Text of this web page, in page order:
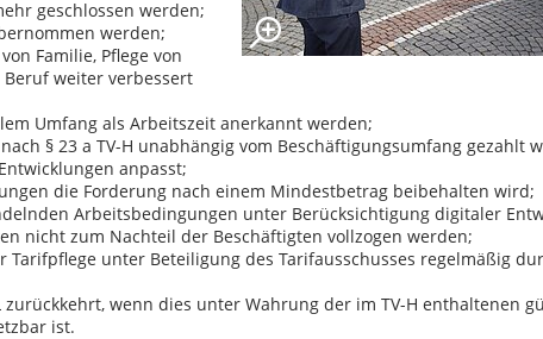
geschlossen werden;
werden;
Familie, Pflege von
weiter verbessert
Umfang als Arbeitszeit anerkannt werden;
§ 23 a TV-H unabhängig vom Beschäftigungsumfang gezahlt
anpasst;
die Forderung nach einem Mindestbetrag beibehalten wird;
Arbeitsbedingungen unter Berücksichtigung digitaler
nicht zum Nachteil der Beschäftigten vollzogen werden;
Tarifpflege unter Beteiligung des Tarifausschusses regelmäßig
zurückkehrt, wenn dies unter Wahrung der im TV-H enthaltenen
ist.